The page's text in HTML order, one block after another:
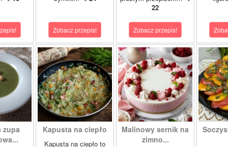
Zobacz przepis!
22
Zobacz przepis!
zupa
Kapusta na ciepło
Kapusta na ciepło to
Malinowy sernik na
zimno...